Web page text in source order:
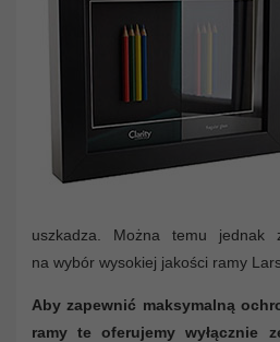
uszkadza. Można temu jednak
na wybór wysokiej jakości ramy
Aby zapewnić maksymalną
ramy te oferujemy wyłącznie